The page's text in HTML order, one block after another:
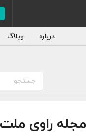
درباره وبلاگ
جستجو
مجله راوی ملت